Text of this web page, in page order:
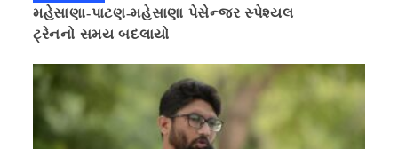
મહેસાણા-પાટણ-મહેસાણા પેસેન્જર સ્પેશ્યલ
ટ્રેનનો સમય બદલાયો